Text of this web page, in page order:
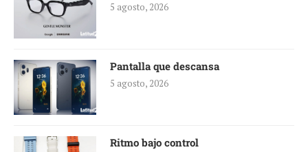
5 agosto, 2026
Pantalla que descansa
5 agosto, 2026
Ritmo bajo control